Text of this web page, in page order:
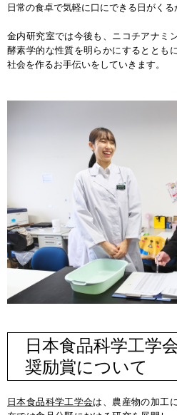
日常の食卓で気軽に口にできる日がくる
金内研究室では今後も、ニコチアナミ
酵素学的な性質を明らかにするととも
社会を作るお手伝いをしていきます。
日本食品科学工学
奨励賞について
日本食品科学工学会は、農産物の加工